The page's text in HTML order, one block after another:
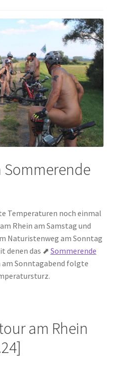
Temperaturen noch einmal
Rhein am Samstag und
Naturistenweg am Sonntag
denen das ⬈ Sommerende
am Sonntagabend folgte
am Rhein